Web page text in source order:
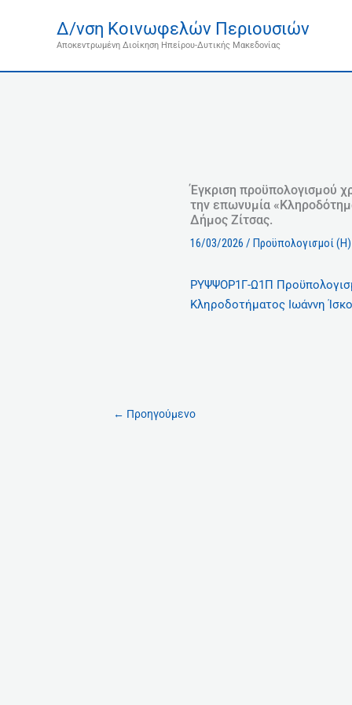
περιεχόμενο
Δ/νση Κοινωφελών Περιουσιών
Αποκεντρωμένη Διοίκηση Ηπείρου-Δυτικής Μακεδονίας
Έγκριση προϋπολογισμού
την επωνυμία
Δήμος Ζίτσας.
16/03/2026/Προϋπολογισμοί (Η)
ΡΥΨΨΟΡ1Γ-Ω1Π
Κληροδοτήματος Ιωάννη
← Προηγούμενο